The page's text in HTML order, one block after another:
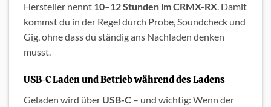
Hersteller nennt 10–12 Stunden im CRMX-RX. Damit
kommst du in der Regel durch Probe, Soundcheck und
Gig, ohne dass du ständig ans Nachladen denken
musst.
USB-C Laden und Betrieb während des Ladens
Geladen wird über USB-C – und wichtig: Wenn der